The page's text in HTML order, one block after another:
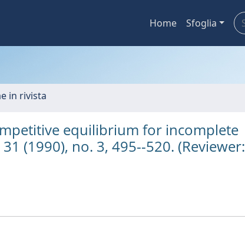
Home Sfoglia
in rivista
equilibrium for incomplete
(1990), no. 3, 495--520. (Reviewer: